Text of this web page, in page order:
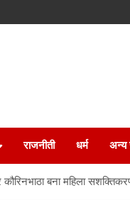
राजनीती धर्म अन्य
बना महिला